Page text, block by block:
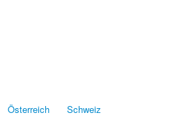
Österreich Schweiz